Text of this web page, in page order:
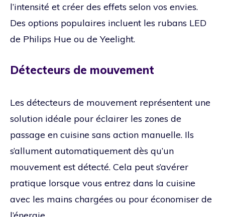
l’intensité et créer des effets selon vos envies.
Des options populaires incluent les rubans LED
de Philips Hue ou de Yeelight.
Détecteurs de mouvement
Les détecteurs de mouvement représentent une
solution idéale pour éclairer les zones de
passage en cuisine sans action manuelle. Ils
s’allument automatiquement dès qu’un
mouvement est détecté. Cela peut s’avérer
pratique lorsque vous entrez dans la cuisine
avec les mains chargées ou pour économiser de